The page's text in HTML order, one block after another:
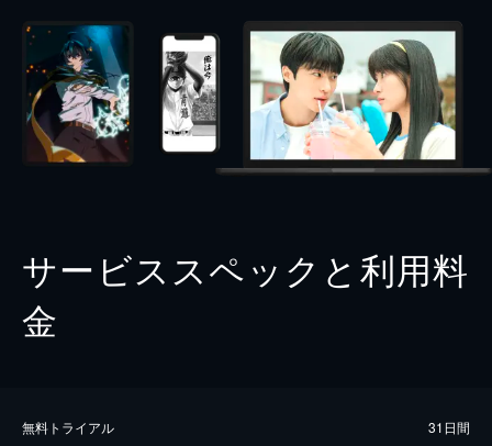
サービススペックと利用料
金
無料トライアル 31日間